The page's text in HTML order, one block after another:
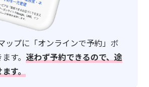
ップに「オンラインで予約」ボ
す。迷わず予約できるので、途
す。